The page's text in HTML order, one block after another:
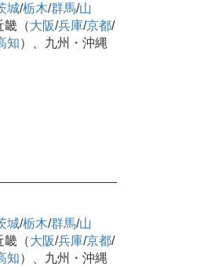
城/栃木/群馬/山
畿（大阪/兵庫/京都/
知）、九州・沖縄
城/栃木/群馬/山
畿（大阪/兵庫/京都/
知）、九州・沖縄